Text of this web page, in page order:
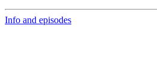
Info and episodes